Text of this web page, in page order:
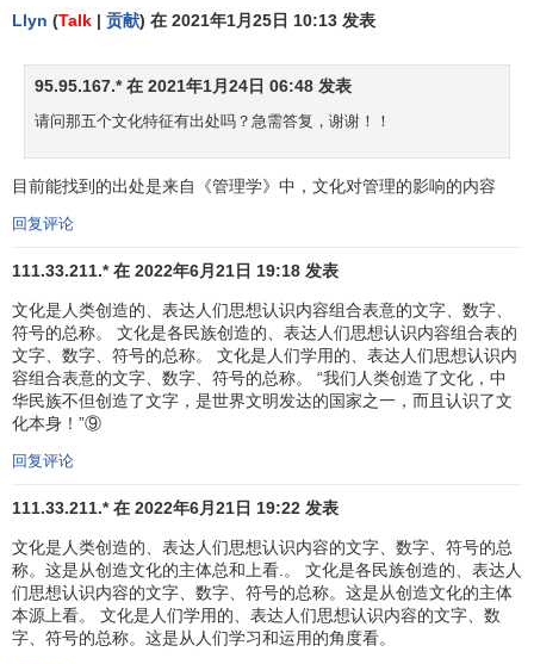
响一些方面。如表1所示。
表1 文化影响管理决策的例子
计划
计划应该由个人还是群体制定
雇员工作中应有的自主权程度
任务应由个人还是小组来完成
部门经理间的相互联系程度
领导
管理者关心雇员日益增长的工作满意度的程度
哪种领导方式
是否所有的分歧（甚至建设性的分歧）都应该革除。
控制
雇员绩效评价中应该强调哪些标准
个人预算超支将会生产什么凡响。
参考文献
Llyn (Talk | 贡献) 在 2021年1月25日 10:13 发表
95.95.167.* 在 2021年1月24日 06:48 发表
请问那五个文化特征有出处吗？急需答复，谢谢！！
目前能找到的出处是来自《管理学》中，文化对管理的影响的内容
回复评论
111.33.211.* 在 2022年6月21日 19:18 发表
文化是人类创造的、表达人们思想认识内容组合表意的文字、数字、
符号的总称。 文化是各民族创造的、表达人们思想认识内容组合表的
文字、数字、符号的总称。 文化是人们学用的、表达人们思想认识内
容组合表意的文字、数字、符号的总称。 “我们人类创造了文化，中
华民族不但创造了文字，是世界文明发达的国家之一，而且认识了文
化本身！”⑨
回复评论
111.33.211.* 在 2022年6月21日 19:22 发表
文化是人类创造的、表达人们思想认识内容的文字、数字、符号的总
称。这是从创造文化的主体总和上看.。 文化是各民族创造的、表达人
们思想认识内容的文字、数字、符号的总称。这是从创造文化的主体
本源上看。 文化是人们学用的、表达人们思想认识内容的文字、数
字、符号的总称。这是从人们学习和运用的角度看。